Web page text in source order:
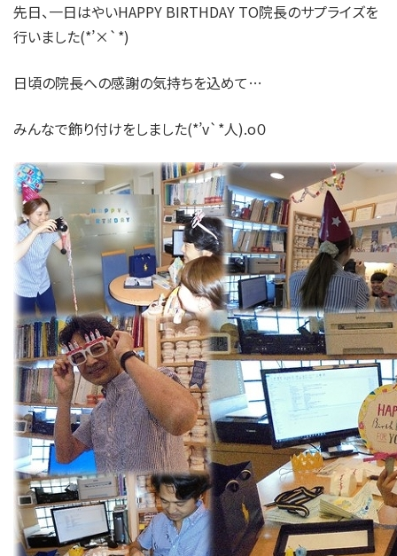
先日、一日はやいHAPPY BIRTHDAY TO院長のサプライズを
行いました(*’×`*)
日頃の院長への感謝の気持ちを込めて…
みんなで飾り付けをしました(*’v`*人).o０